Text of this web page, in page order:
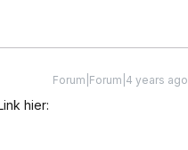
Forum|Forum|4 years ago
hier: